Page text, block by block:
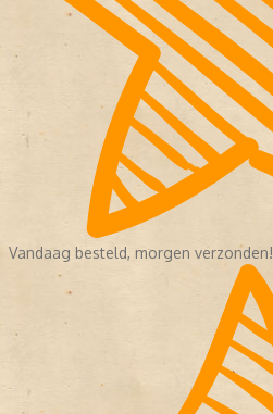
Vandaag besteld, morgen verzonden!